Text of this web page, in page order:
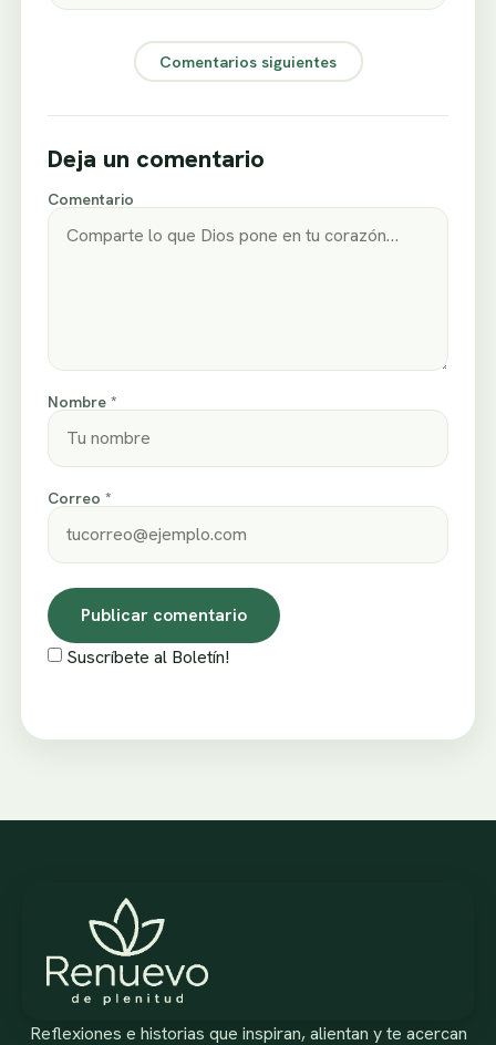
Comentarios siguientes
Deja un comentario
Comentario
Nombre *
Correo *
Suscríbete al Boletín!
Reflexiones e historias que inspiran, alientan y te acercan